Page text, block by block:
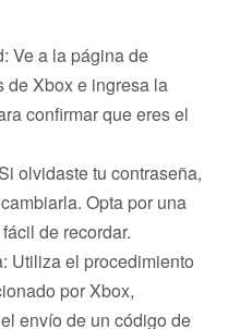
Ve a la página de
de Xbox e ingresa la
confirmar que eres el
olvidaste tu contraseña,
Opta por una
de recordar.
Utiliza el procedimiento
por Xbox,
envío de un código de